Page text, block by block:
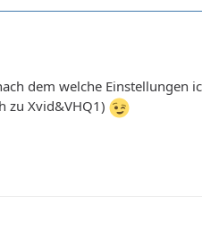
dem welche Einstellungen
zu Xvid&VHQ1)